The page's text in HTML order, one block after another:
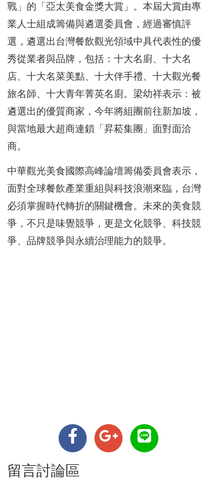
戰」的「亞太美食金獎大賞」。本屆大賞由專
業人士組成籌備與遴選委員會，經過審慎評
選，遴選出台灣餐飲觀光領域中具代表性的優
秀從業者與品牌，包括：十大名廚、十大名
店、十大名菜美點、十大伴手禮、十大觀光餐
旅名師、十大青年菁英名廚。梁幼祥表示：被
遴選出的優質商家，今年將組團前往新加坡，
與當地最大超商連鎖「昇菘集團」面對面洽
商。
中華觀光美食國際高峰論壇籌備委員會表示，
面對全球餐飲產業重組與科技浪潮來臨，台灣
必須掌握時代轉折的關鍵機會。未來的美食競
爭，不只是味覺競爭，更是文化競爭、科技競
爭、品牌競爭與永續治理能力的競爭。
留言討論區